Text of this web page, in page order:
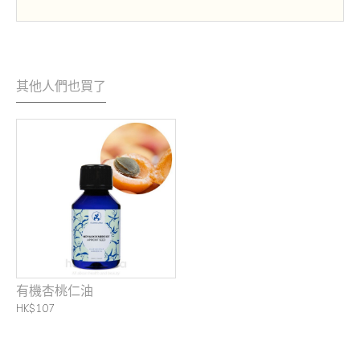
其他人們也買了
有機杏桃仁油
HK$107